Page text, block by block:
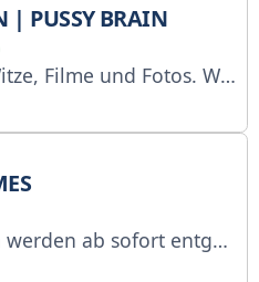
| PUSSY BRAIN
Hochwertiger Humor in minimaler Lautstärke. Gegründet: 30.01.1998. Kritik und Anregungen: Werbung: https://t.me/pussy_brain_ads/86
https://t.me/+NRF62y5uybozMjJi. Fragen/Werbung: @yuioue @pahanchikc @Diggsale